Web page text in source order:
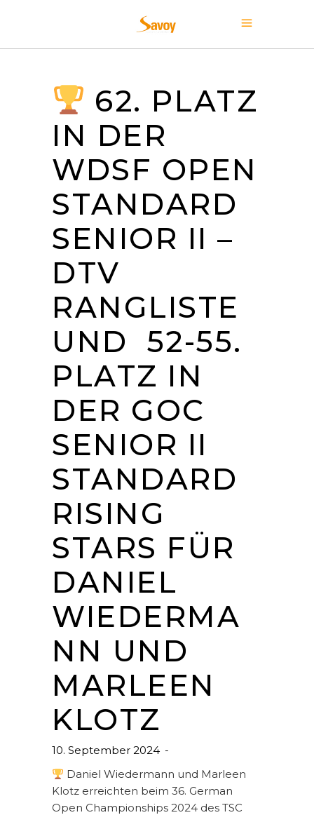
62. PLATZ
IN DER
WDSF OPEN
STANDARD
SENIOR II –
DTV
RANGLISTE
UND 52-55.
PLATZ IN
DER GOC
SENIOR II
STANDARD
RISING
STARS FÜR
DANIEL
WIEDERMA
NN UND
MARLEEN
KLOTZ
10. September 2024
Daniel Wiedermann und Marleen
Klotz erreichten beim 36. German
Open Championships 2024 des TSC